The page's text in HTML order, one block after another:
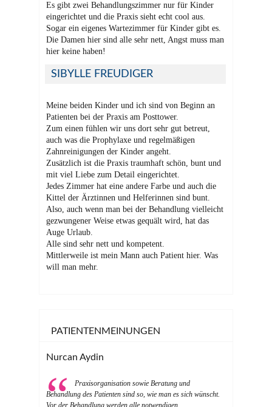
Es gibt zwei Behandlungszimmer nur für Kinder
eingerichtet und die Praxis sieht echt cool aus.
Sogar ein eigenes Wartezimmer für Kinder gibt es.
Die Damen hier sind alle sehr nett, Angst muss man
hier keine haben!
SIBYLLE FREUDIGER
Meine beiden Kinder und ich sind von Beginn an
Patienten bei der Praxis am Posttower.
Zum einen fühlen wir uns dort sehr gut betreut,
auch was die Prophylaxe und regelmäßigen
Zahnreinigungen der Kinder angeht.
Zusätzlich ist die Praxis traumhaft schön, bunt und
mit viel Liebe zum Detail eingerichtet.
Jedes Zimmer hat eine andere Farbe und auch die
Kittel der Ärztinnen und Helferinnen sind bunt.
Also, auch wenn man bei der Behandlung vielleicht
gezwungener Weise etwas gequält wird, hat das
Auge Urlaub.
Alle sind sehr nett und kompetent.
Mittlerweile ist mein Mann auch Patient hier. Was
will man mehr.
PATIENTENMEINUNGEN
Nurcan Aydin
Praxisorganisation sowie Beratung und
Behandlung des Patienten sind so, wie man es sich wünscht.
Vor der Behandlung werden alle notwendigen